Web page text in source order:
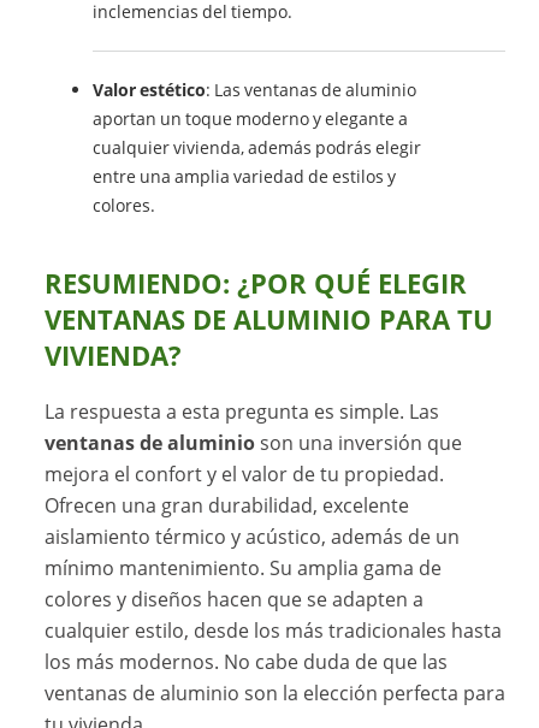
inclemencias del tiempo.
Valor estético: Las ventanas de aluminio
aportan un toque moderno y elegante a
cualquier vivienda, además podrás elegir
entre una amplia variedad de estilos y
colores.
RESUMIENDO: ¿POR QUÉ ELEGIR
VENTANAS DE ALUMINIO PARA TU
VIVIENDA?
La respuesta a esta pregunta es simple. Las
ventanas de aluminioson una inversión que
mejora el confort y el valor de tu propiedad.
Ofrecen una gran durabilidad, excelente
aislamiento térmico y acústico, además de un
mínimo mantenimiento. Su amplia gama de
colores y diseños hacen que se adapten a
cualquier estilo, desde los más tradicionales hasta
los más modernos. No cabe duda de que las
ventanas de aluminio son la elección perfecta para